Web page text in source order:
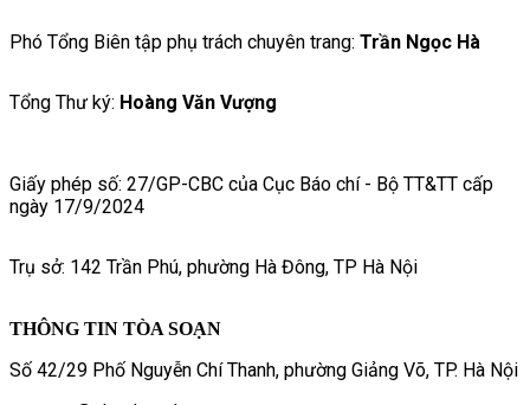
Phó Tổng Biên tập phụ trách chuyên trang: Trần Ngọc Hà
Tổng Thư ký: Hoàng Văn Vượng
Giấy phép số: 27/GP-CBC của Cục Báo chí - Bộ TT&TT cấp
ngày 17/9/2024
Trụ sở: 142 Trần Phú, phường Hà Đông, TP Hà Nội
THÔNG TIN TÒA SOẠN
Số 42/29 Phố Nguyễn Chí Thanh, phường Giảng Võ, TP. Hà Nội